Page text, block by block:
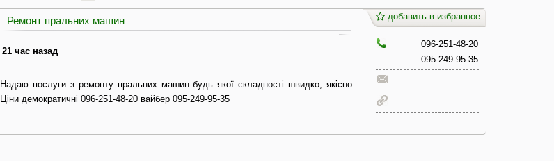
Ремонт пральних машин
21 час назад
Надаю послуги з ремонту пральних машин будь якої складності швидко, якісно.
Ціни демократичні 096-251-48-20 вайбер 095-249-95-35
добавить в избранное
096-251-48-20
095-249-95-35